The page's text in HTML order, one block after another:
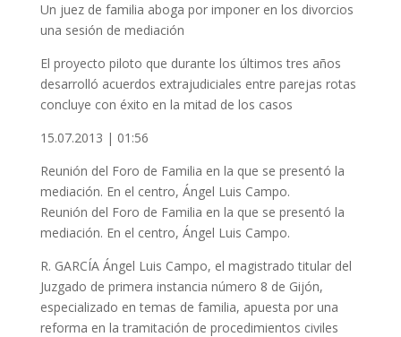
Un juez de familia aboga por imponer en los divorcios
una sesión de mediación
El proyecto piloto que durante los últimos tres años
desarrolló acuerdos extrajudiciales entre parejas rotas
concluye con éxito en la mitad de los casos
15.07.2013 | 01:56
Reunión del Foro de Familia en la que se presentó la
mediación. En el centro, Ángel Luis Campo.
Reunión del Foro de Familia en la que se presentó la
mediación. En el centro, Ángel Luis Campo.
R. GARCÍA Ángel Luis Campo, el magistrado titular del
Juzgado de primera instancia número 8 de Gijón,
especializado en temas de familia, apuesta por una
reforma en la tramitación de procedimientos civiles